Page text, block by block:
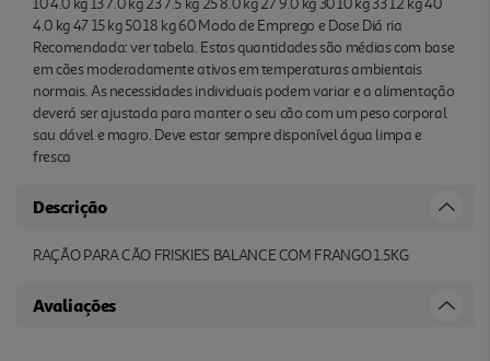
4.0 kg 47 15 kg 50 18 kg 60 Modo de Emprego e Dose Diá ria
Recomendada: ver tabela. Estas quantidades são médias com base
em cães moderadamente ativos em temperaturas ambientais
normais. As necessidades individuais podem variar e a alimentação
deverá ser ajustada para manter o seu cão com um peso corporal
sau dável e magro. Deve estar sempre disponível água limpa e
fresca
Descrição
RAÇÃO PARA CÃO FRISKIES BALANCE COM FRANGO 1.5KG
Avaliações